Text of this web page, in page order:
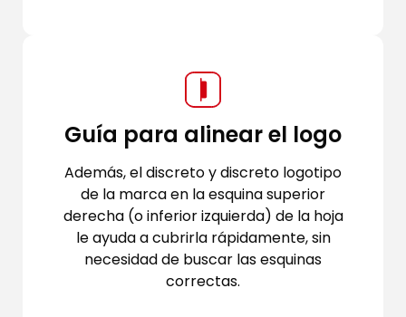
Guía para alinear el logo
Además, el discreto y discreto logotipo
de la marca en la esquina superior
derecha (o inferior izquierda) de la hoja
le ayuda a cubrirla rápidamente, sin
necesidad de buscar las esquinas
correctas.